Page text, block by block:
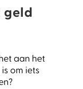
geld
aan het
om iets